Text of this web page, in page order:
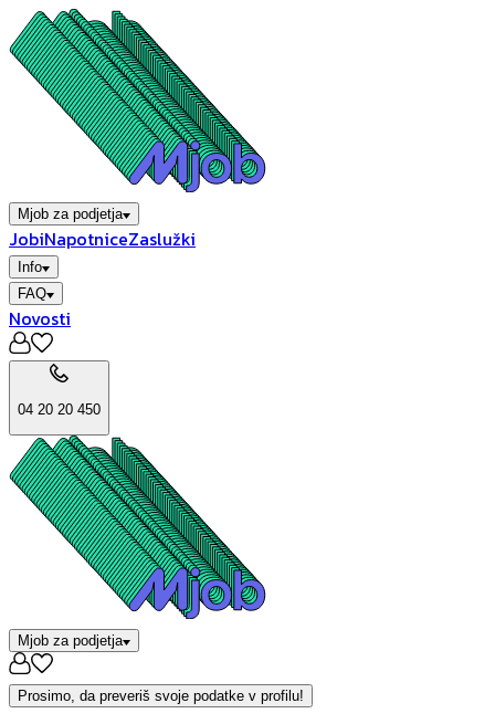
Mjob za podjetja
JobiNapotniceZaslužki
Info
FAQ
Novosti
04 20 20 450
Mjob za podjetja
Prosimo, da preveriš svoje podatke v profilu!